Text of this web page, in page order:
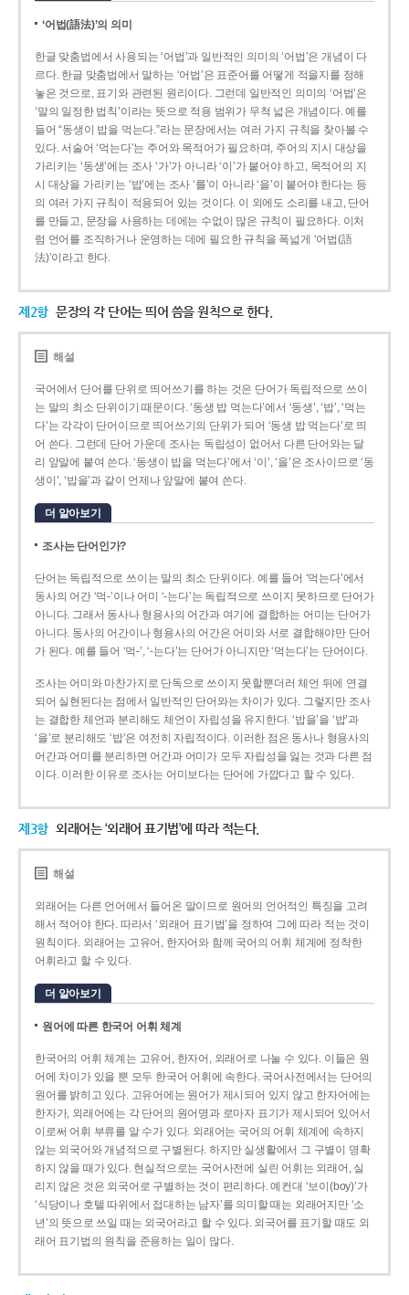
‘어법(語法)’의 의미
한글 맞춤법에서 사용되는 ‘어법’과 일반적인 의미의 ‘어법’은 개념이 다
르다. 한글 맞춤법에서 말하는 ‘어법’은 표준어를 어떻게 적을지를 정해
놓은 것으로, 표기와 관련된 원리이다. 그런데 일반적인 의미의 ‘어법’은
‘말의 일정한 법칙’이라는 뜻으로 적용 범위가 무척 넓은 개념이다. 예를
들어 “동생이 밥을 먹는다.”라는 문장에서는 여러 가지 규칙을 찾아볼 수
있다. 서술어 ‘먹는다’는 주어와 목적어가 필요하며, 주어의 지시 대상을
가리키는 ‘동생’에는 조사 ‘가’가 아니라 ‘이’가 붙어야 하고, 목적어의 지
시 대상을 가리키는 ‘밥’에는 조사 ‘를’이 아니라 ‘을’이 붙어야 한다는 등
의 여러 가지 규칙이 적용되어 있는 것이다. 이 외에도 소리를 내고, 단어
를 만들고, 문장을 사용하는 데에는 수없이 많은 규칙이 필요하다. 이처
럼 언어를 조직하거나 운영하는 데에 필요한 규칙을 폭넓게 ‘어법(語
法)’이라고 한다.
제2항 문장의 각 단어는 띄어 씀을 원칙으로 한다.
해설
국어에서 단어를 단위로 띄어쓰기를 하는 것은 단어가 독립적으로 쓰이
는 말의 최소 단위이기 때문이다. ‘동생 밥 먹는다’에서 ‘동생’, ‘밥’, ‘먹는
다’는 각각이 단어이므로 띄어쓰기의 단위가 되어 ‘동생 밥 먹는다’로 띄
어 쓴다. 그런데 단어 가운데 조사는 독립성이 없어서 다른 단어와는 달
리 앞말에 붙여 쓴다. ‘동생이 밥을 먹는다’에서 ‘이’, ‘을’은 조사이므로 ‘동
생이’, ‘밥을’과 같이 언제나 앞말에 붙여 쓴다.
더 알아보기
조사는 단어인가?
단어는 독립적으로 쓰이는 말의 최소 단위이다. 예를 들어 ‘먹는다’에서
동사의 어간 ‘먹-­’이나 어미 ‘­-는다’는 독립적으로 쓰이지 못하므로 단어가
아니다. 그래서 동사나 형용사의 어간과 여기에 결합하는 어미는 단어가
아니다. 동사의 어간이나 형용사의 어간은 어미와 서로 결합해야만 단어
가 된다. 예를 들어 ‘먹-’, ‘-는다’는 단어가 아니지만 ‘먹는다’는 단어이다.
조사는 어미와 마찬가지로 단독으로 쓰이지 못할뿐더러 체언 뒤에 연결
되어 실현된다는 점에서 일반적인 단어와는 차이가 있다. 그렇지만 조사
는 결합한 체언과 분리해도 체언이 자립성을 유지한다. ‘밥을’을 ‘밥’과
‘을’로 분리해도 ‘밥’은 여전히 자립적이다. 이러한 점은 동사나 형용사의
어간과 어미를 분리하면 어간과 어미가 모두 자립성을 잃는 것과 다른 점
이다. 이러한 이유로 조사는 어미보다는 단어에 가깝다고 할 수 있다.
제3항 외래어는 ‘외래어 표기법’에 따라 적는다.
해설
외래어는 다른 언어에서 들어온 말이므로 원어의 언어적인 특징을 고려
해서 적어야 한다. 따라서 ‘외래어 표기법’을 정하여 그에 따라 적는 것이
원칙이다. 외래어는 고유어, 한자어와 함께 국어의 어휘 체계에 정착한
어휘라고 할 수 있다.
더 알아보기
원어에 따른 한국어 어휘 체계
한국어의 어휘 체계는 고유어, 한자어, 외래어로 나눌 수 있다. 이들은 원
어에 차이가 있을 뿐 모두 한국어 어휘에 속한다. 국어사전에서는 단어의
원어를 밝히고 있다. 고유어에는 원어가 제시되어 있지 않고 한자어에는
한자가, 외래어에는 각 단어의 원어명과 로마자 표기가 제시되어 있어서
이로써 어휘 부류를 알 수가 있다. 외래어는 국어의 어휘 체계에 속하지
않는 외국어와 개념적으로 구별된다. 하지만 실생활에서 그 구별이 명확
하지 않을 때가 있다. 현실적으로는 국어사전에 실린 어휘는 외래어, 실
리지 않은 것은 외국어로 구별하는 것이 편리하다. 예컨대 ‘보이(boy)’가
‘식당이나 호텔 따위에서 접대하는 남자’를 의미할 때는 외래어지만 ‘소
년’의 뜻으로 쓰일 때는 외국어라고 할 수 있다. 외국어를 표기할 때도 외
래어 표기법의 원칙을 준용하는 일이 많다.